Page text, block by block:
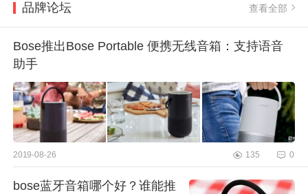
品牌论坛 查看全部
Bose推出Bose Portable 便携无线音箱：支持语音
助手
2019-08-26 135 0
bose蓝牙音箱哪个好？谁能推